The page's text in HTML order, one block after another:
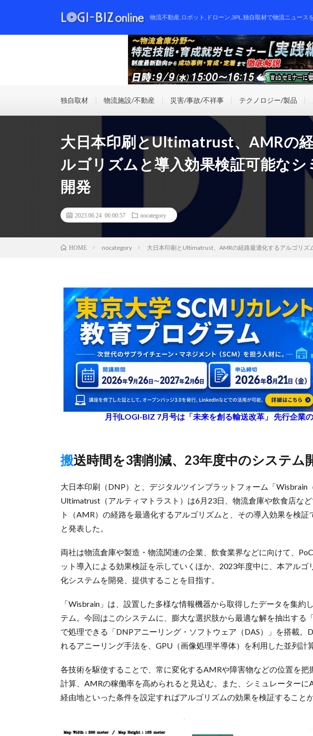
物流不動産,ロボット,ドローン,3PL,独自取材で物流ニュース
独自取材 物流施設/不動産 災害/事故/不祥事 テクノロジー/製品
大日本印刷とUltimatrust、AMRの
ルゴリズムと導入効果検証可能なシ
開発
2023.06.24 06:00:57 nocategory
HOME nocategory 大日本印刷とUltimatrust、AMRの経路最適化するアルゴリズ
月刊LOGI-BIZ 7月号は「未来を創る輸送改革」 先行企業
搬送時間を3割削減、23年度中のシステム
大日本印刷（DNP）と、デジタルツインプラットフォーム「Wisbrain
Ultimatrust（アルティマトラスト）は6月23日、物流倉庫や飲食店な
ト（AMR）の経路を最適化するアルゴリズムと、その導入効果を検
と発表した。
両社は物流倉庫や製造・物流関連の企業、飲食業界などに向けて、
ット導入による効果検証を示していくほか、2023年度中に、本アル
化システムを開発、提供することを目指す。
「Wisbrain」は、設置した多様な情報機器から取得したデータを集約
テム。今回はこのシステムに、膨大な選択肢から最適な解を抽出する
で処理できる「DNPアニーリング・ソフトウェア（DAS）」を搭載。
れるアニーリング手法を、GPU（画像処理半導体）を利用した並列計
各技術を駆使することで、常に変化するAMRや障害物などの位置を
計算、AMRの稼働率を高められると見込む。また、シミュレーターに
経由地といった条件を設定すればアルゴリズムの効果を検証することが